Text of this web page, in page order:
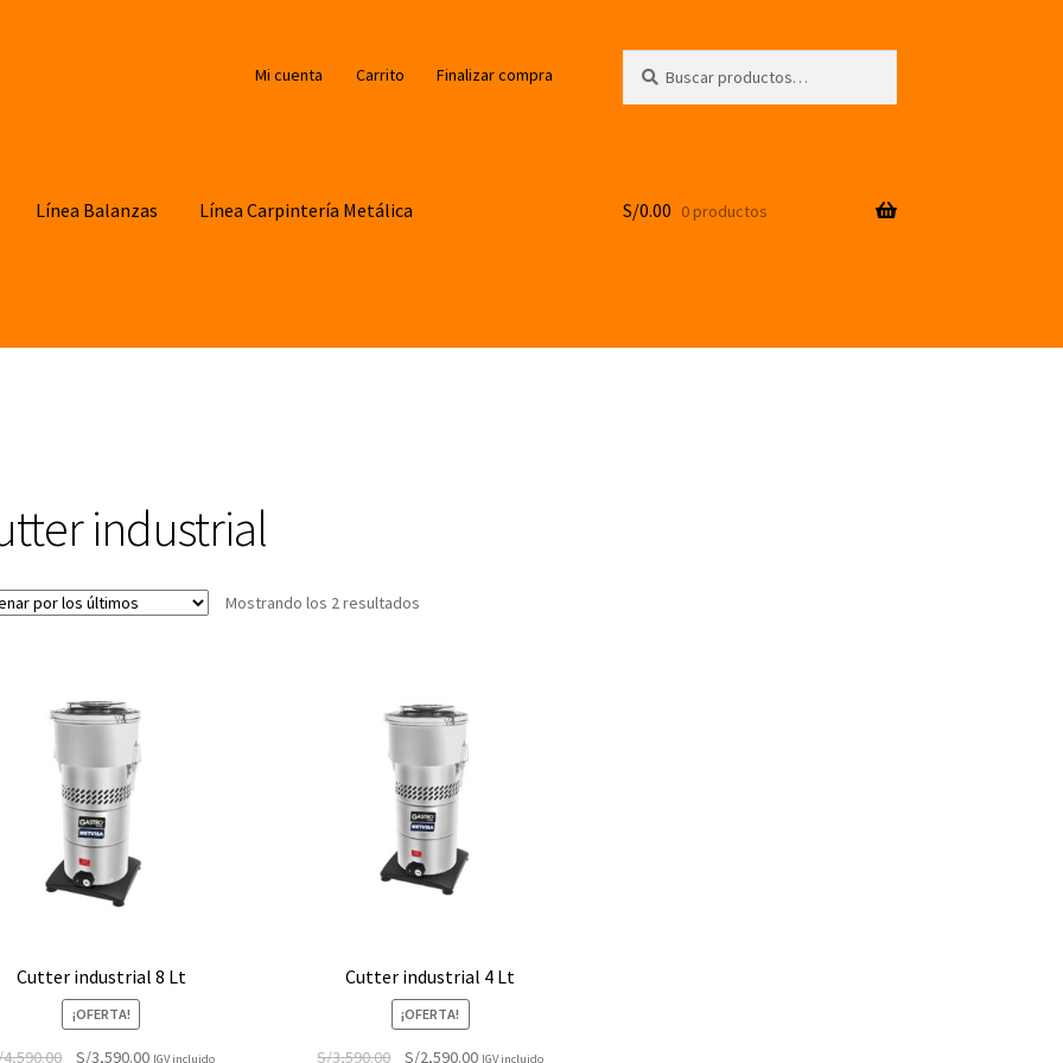
Mi cuenta Carrito Finalizar compra
por:
Línea Balanzas Línea Carpintería Metálica S/0.00 0 productos
industrial
Mostrando los 2 resultadosOrdenado
Cutter industrial 8 Lt
¡OFERTA!
4,590.00 S/3,590.00ElIGV incluido
Cutter industrial 4 Lt
¡OFERTA!
S/3,590.00
ElS/2,590.00ElIGV incluido